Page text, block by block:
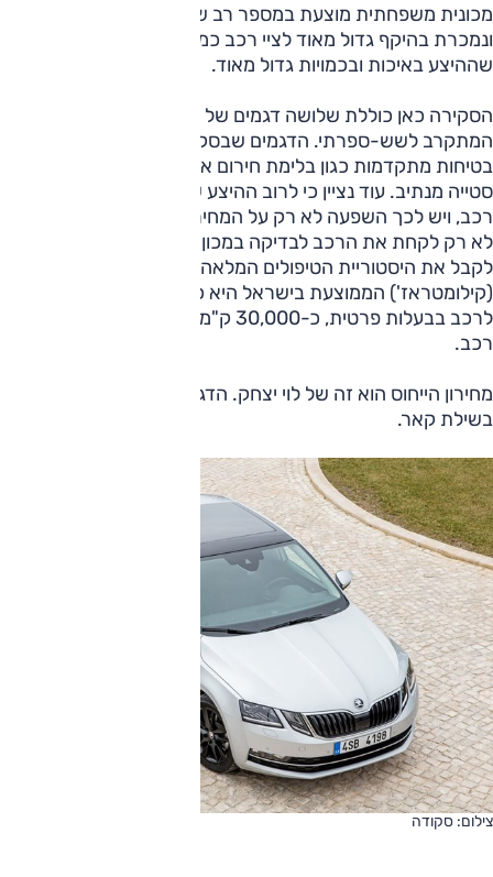
מכונית משפחתית מוצעת במספר רב של דגמים וגרסאות,
ונמכרת בהיקף גדול מאוד לציי רכב כמו-גם ללקוחות פרטיים, כך
שההיצע באיכות ובכמויות גדול מאוד.
הסקירה כאן כוללת שלושה דגמים של משפחתיות כאלה, במחיר
המתקרב לשש-ספרתי. הדגמים שבסקירה מצוידים במערכות
בטיחות מתקדמות כגון בלימת חירום אוטונומית, התרעה על
סטייה מנתיב. עוד נציין כי לרוב ההיצע של דגמים אלה בא מציי
רכב, ויש לכך השפעה לא רק על המחיר עצמו, אלא גם בהכרח
לא רק לקחת את הרכב לבדיקה במכון המתמחה בכך אלא גם
לקבל את היסטוריית הטיפולים המלאה שלו. נציין כי הנסועה
לרכב בבעלות פרטית, כ-30,000 ק"מ למכונית ששירתה בצי
רכב.
מחירון הייחוס הוא זה של לוי יצחק. הדגמים המוצגים כאן הם
בשילת קאר.
צילום: סקודה